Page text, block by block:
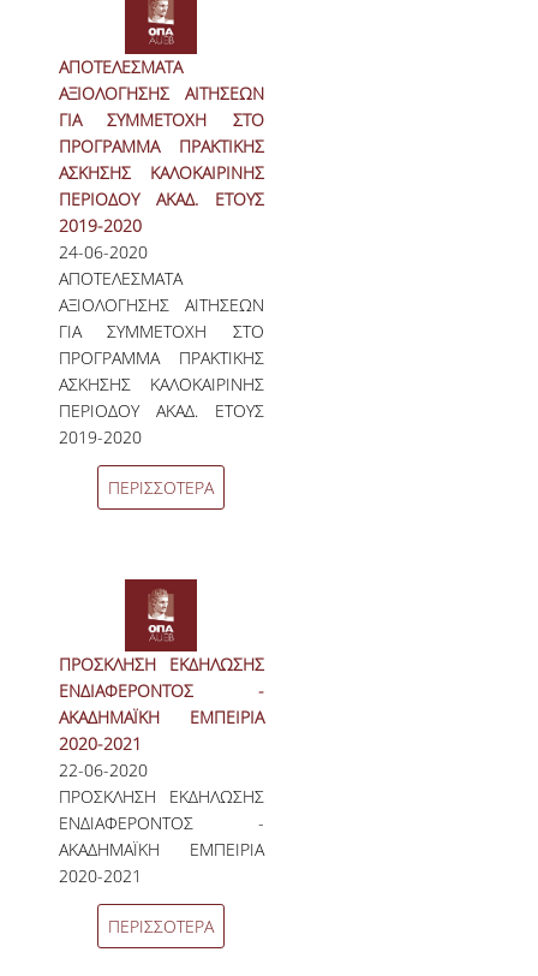
ΔΕΔΟΜΕΝΑ ΠΟΙΟΤΗΤΑΣ
ΠΙΣΤΟΠΟΙΗΣΗ
ΑΞΙΟΛΟΓΗΣΗ
ΑΠΟ ΤΕΛΕΙΟΦΟΙΤΟΥΣ
ΕΚΘΕΣΕΙΣ ΕΞΩΤΕΡΙΚΗΣ
ΑΞΙΟΛΟΓΗΣΗΣ
ΕΡΕΥΝΑ
ΕΡΕΥΝΗΤΙΚΑ ΕΡΓΑ
ΔΡΑΣΤΗΡΙΟΤΗΤΕΣ
WORKING PAPERS
THE DBA DISTINGUISHED PUBLIC LECTURE
SERIES
ΑΠΟΦΟΙΤΟΙ
ΓΡΑΦΕΙΟ ΔΙΑΣΥΝΔΕΣΗΣ
ΑΠΟΤΕΛΕΣΜΑΤΑ
ΑΞΙΟΛΟΓΗΣΗΣ ΑΙΤΗΣΕΩΝ
ΓΙΑ ΣΥΜΜΕΤΟΧΗ ΣΤΟ
ΠΡΟΓΡΑΜΜΑ ΠΡΑΚΤΙΚΗΣ
ΑΣΚΗΣΗΣ ΚΑΛΟΚΑΙΡΙΝΗΣ
ΠΕΡΙΟΔΟΥ ΑΚΑΔ. ΕΤΟΥΣ
2019-2020
24-06-2020
ΑΠΟΤΕΛΕΣΜΑΤΑ
ΑΞΙΟΛΟΓΗΣΗΣ ΑΙΤΗΣΕΩΝ
ΓΙΑ ΣΥΜΜΕΤΟΧΗ ΣΤΟ
ΠΡΟΓΡΑΜΜΑ ΠΡΑΚΤΙΚΗΣ
ΑΣΚΗΣΗΣ ΚΑΛΟΚΑΙΡΙΝΗΣ
ΠΕΡΙΟΔΟΥ ΑΚΑΔ. ΕΤΟΥΣ
2019-2020
ΠΕΡΙΣΣΟΤΕΡΑ
ΠΡΟΣΚΛΗΣΗ ΕΚΔΗΛΩΣΗΣ
ΕΝΔΙΑΦΕΡΟΝΤΟΣ -
ΑΚΑΔΗΜΑΪΚΗ ΕΜΠΕΙΡΙΑ
2020-2021
22-06-2020
ΠΡΟΣΚΛΗΣΗ ΕΚΔΗΛΩΣΗΣ
ΕΝΔΙΑΦΕΡΟΝΤΟΣ -
ΑΚΑΔΗΜΑΪΚΗ ΕΜΠΕΙΡΙΑ
2020-2021
ΠΕΡΙΣΣΟΤΕΡΑ